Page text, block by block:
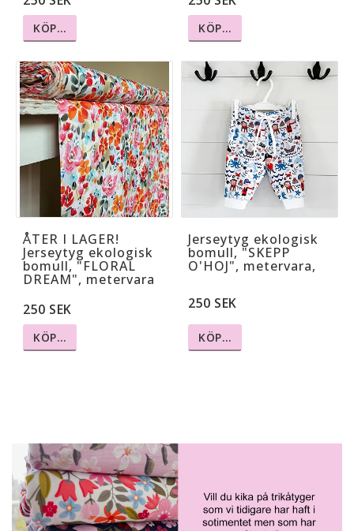
KÖP… KÖP…
ÅTER I LAGER!
Jerseytyg ekologisk
bomull, "FLORAL
DREAM", metervara
250 SEK
KÖP…
Jerseytyg ekologisk
bomull, "SKEPP
O'HOJ", metervara,
250 SEK
KÖP…